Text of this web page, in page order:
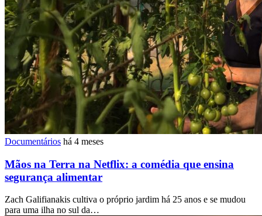
Documentários há 4 meses
Mãos na Terra na Netflix: a comédia que ensina
segurança alimentar
Zach Galifianakis cultiva o próprio jardim há 25 anos e se mudou
para uma ilha no sul da…